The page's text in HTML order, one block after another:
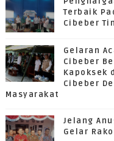
Terbaik
Cibeber
Gelaran
Cibeber
Kapoksek
Cibeber
Masyarakat
Jelang
Gelar